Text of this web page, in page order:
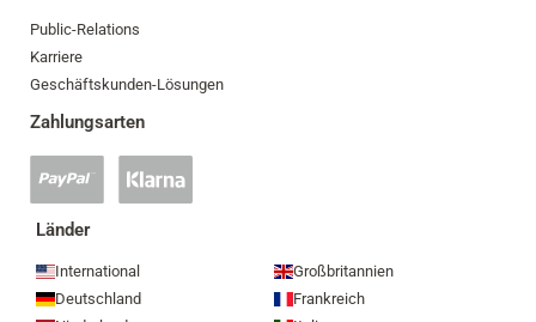
Public-Relations
Karriere
Geschäftskunden-Lösungen
Zahlungsarten
Zahlung
Zahlung
Länder
International
Großbritannien
Deutschland
Frankreich